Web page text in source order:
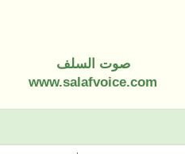
صوت السلف
www.salafvoice.com